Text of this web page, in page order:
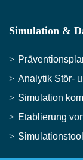
Simulation &
Analytik Stör-
Simulation
Etablierung